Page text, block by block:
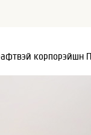
корпорэйшн